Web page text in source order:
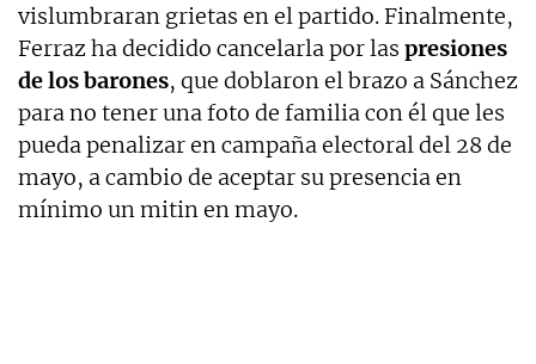
vislumbraran grietas en el partido. Finalmente,
Ferraz ha decidido cancelarla por las presiones
de los barones, que doblaron el brazo a Sánchez
para no tener una foto de familia con él que les
pueda penalizar en campaña electoral del 28 de
mayo, a cambio de aceptar su presencia en
mínimo un mitin en mayo.